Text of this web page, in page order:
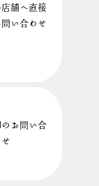
舗へ直接
問い合わせ
のお問い合